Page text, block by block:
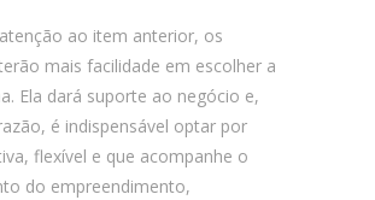
ao item anterior, os
mais facilidade em escolher a
Ela dará suporte ao negócio e,
é indispensável optar por
flexível e que acompanhe o
do empreendimento,